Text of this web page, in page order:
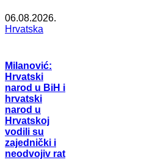
06.08.2026.
Hrvatska
Milanović:
Hrvatski
narod u BiH i
hrvatski
narod u
Hrvatskoj
vodili su
zajednički i
neodvojiv rat